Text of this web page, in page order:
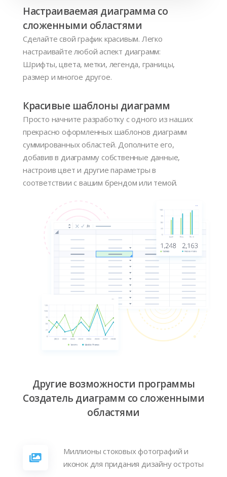
Настраиваемая диаграмма со
сложенными областями
Сделайте свой график красивым. Легко
настраивайте любой аспект диаграмм:
Шрифты, цвета, метки, легенда, границы,
размер и многое другое.
Красивые шаблоны диаграмм
Просто начните разработку с одного из наших
прекрасно оформленных шаблонов диаграмм
суммированных областей. Дополните его,
добавив в диаграмму собственные данные,
настроив цвет и другие параметры в
соответствии с вашим брендом или темой.
Другие возможности программы
Создатель диаграмм со сложенными
областями
Миллионы стоковых фотографий и
иконок для придания дизайну остроты